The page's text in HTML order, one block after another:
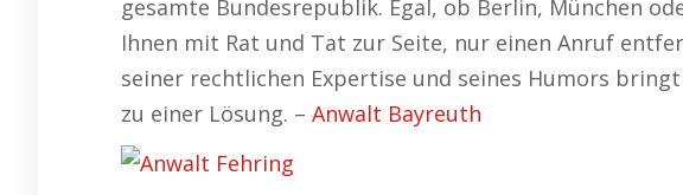
gesamte Bundesrepublik. Egal, ob Berlin, München
Ihnen mit Rat und Tat zur Seite, nur einen Anruf
seiner rechtlichen Expertise und seines Humors
zu einer Lösung. – Anwalt Bayreuth